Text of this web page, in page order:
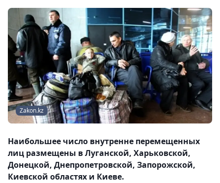
Zakon.kz
Наибольшее число внутренне перемещенных
лиц размещены в Луганской, Харьковской,
Донецкой, Днепропетровской, Запорожской,
Киевской областях и Киеве.